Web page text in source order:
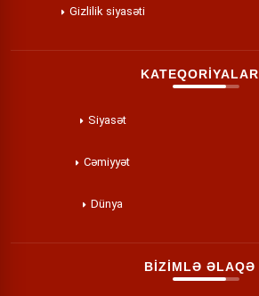
Gizlilik siyasəti
KATEQORİYALAR
Siyasət
Cəmiyyət
Dünya
BİZİMLƏ ƏLAQƏ